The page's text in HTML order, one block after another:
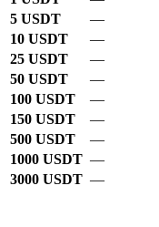
5 USDT
—
10 USDT
—
25 USDT
—
50 USDT
—
100 USDT
—
150 USDT
—
500 USDT
—
1000 USDT —
3000 USDT —